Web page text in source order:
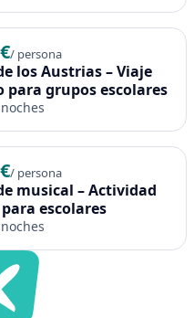
/ persona
los Austrias – Viaje
para grupos escolares
/ persona
musical – Actividad
escolares